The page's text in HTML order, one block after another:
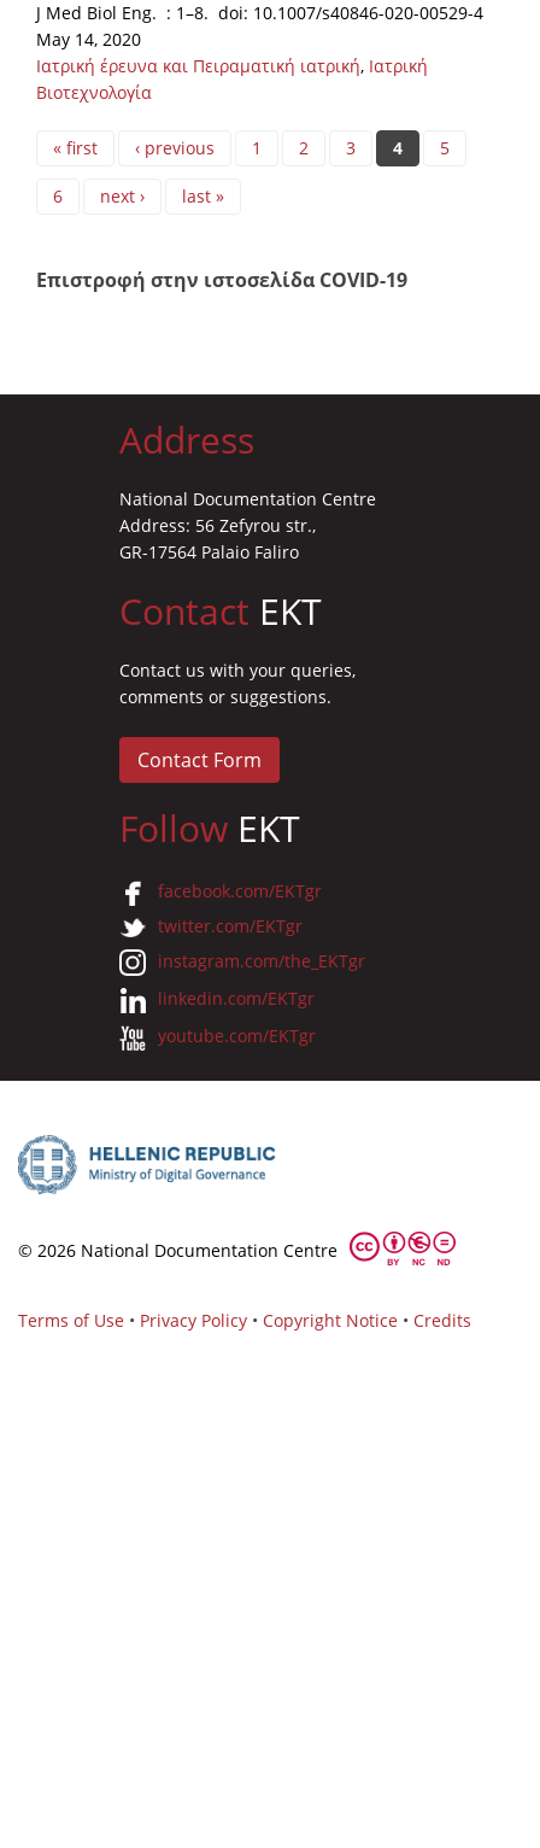
J Med Biol Eng. : 1–8. doi: 10.1007/s40846-020-00529-4
May 14, 2020
Ιατρική έρευνα και Πειραματική ιατρική, Ιατρική
Βιοτεχνολογία
Pages
« first ‹ previous 1 2 3 4 5
6 next › last »
Επιστροφή στην ιστοσελίδα COVID-19
Address
National Documentation Centre
Address: 56 Zefyrou str.,
GR-17564 Palaio Faliro
Contact EKT
Contact us with your queries,
comments or suggestions.
Contact Form
Follow EKT
facebook.com/EKTgr
twitter.com/EKTgr
instagram.com/the_EKTgr
linkedin.com/EKTgr
youtube.com/EKTgr
© 2026 National Documentation Centre
Terms of Use • Privacy Policy • Copyright Notice • Credits